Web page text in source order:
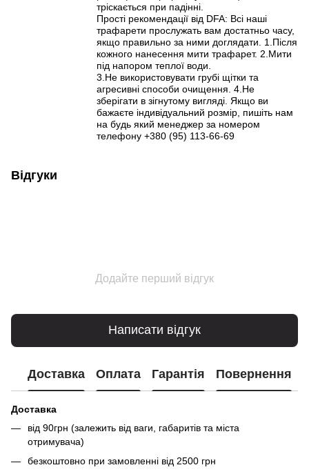
тріскається при падінні.
Прості рекомендації від DFA: Всі наші
трафарети прослужать вам достатньо часу,
якщо правильно за ними доглядати. 1.Після
кожного нанесення мити трафарет. 2.Мити
під напором теплої води.
3.Не використовувати грубі щітки та
агресивні способи очищення. 4.Не
зберігати в зігнутому вигляді. Якщо ви
бажаєте індивідуальний розмір, пишіть нам
на будь який менеджер за номером
телефону +380 (95) 113-66-69
Відгуки
Додайте перший відгук
Написати відгук
Доставка Оплата Гарантія Повернення
Доставка
від 90грн (залежить від ваги, габаритів та міста
отримувача)
безкоштовно при замовленні від 2500 грн